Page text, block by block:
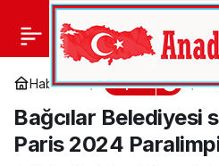
Haberler Spor
Bağcılar Belediyesi
Paris 2024
Çerçioğlu’ndan
Çocukların Gelişimine
Tam Destek